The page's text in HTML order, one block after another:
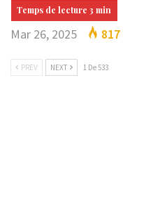
Mar 26, 2025 817
PREV NEXT 1 De 533